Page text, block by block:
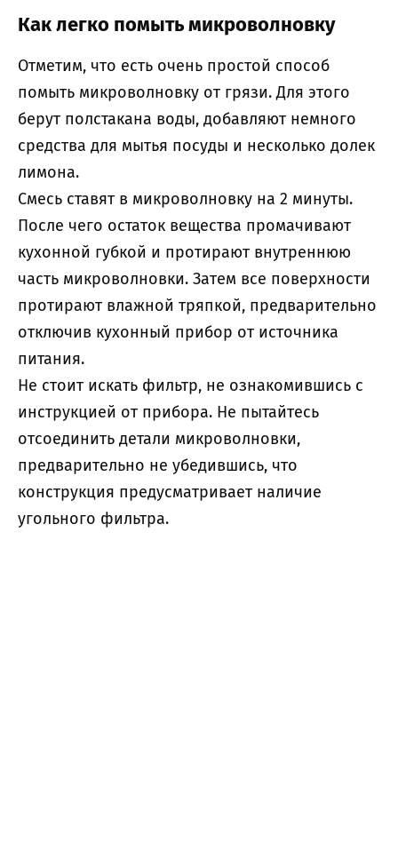
Как легко помыть микроволновку
Отметим, что есть очень простой способ
помыть микроволновку от грязи. Для этого
берут полстакана воды, добавляют немного
средства для мытья посуды и несколько долек
лимона.
Смесь ставят в микроволновку на 2 минуты.
После чего остаток вещества промачивают
кухонной губкой и протирают внутреннюю
часть микроволновки. Затем все поверхности
протирают влажной тряпкой, предварительно
отключив кухонный прибор от источника
питания.
Не стоит искать фильтр, не ознакомившись с
инструкцией от прибора. Не пытайтесь
отсоединить детали микроволновки,
предварительно не убедившись, что
конструкция предусматривает наличие
угольного фильтра.